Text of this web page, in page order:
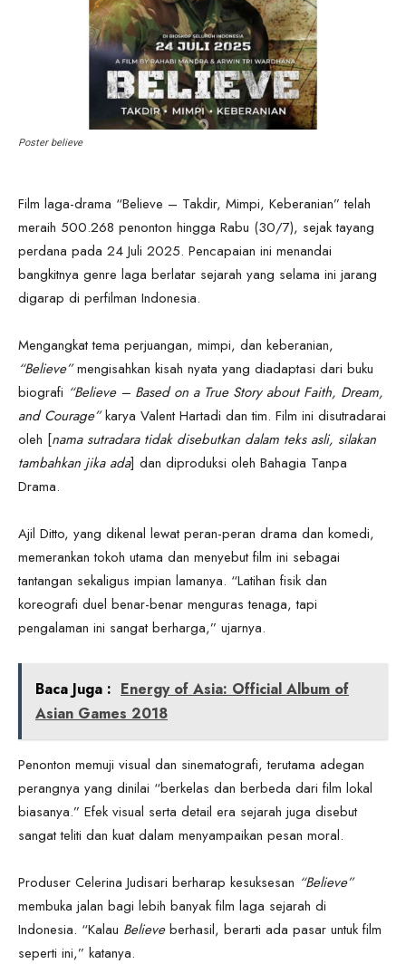
Poster believe
Film laga-drama “Believe – Takdir, Mimpi, Keberanian” telah
meraih 500.268 penonton hingga Rabu (30/7), sejak tayang
perdana pada 24 Juli 2025. Pencapaian ini menandai
bangkitnya genre laga berlatar sejarah yang selama ini jarang
digarap di perfilman Indonesia.
Mengangkat tema perjuangan, mimpi, dan keberanian,
“Believe”mengisahkan kisah nyata yang diadaptasi dari buku
biografi “Believe – Based on a True Story about Faith, Dream,
and Courage”karya Valent Hartadi dan tim. Film ini disutradarai
oleh [nama sutradara tidak disebutkan dalam teks asli, silakan
tambahkan jika ada] dan diproduksi oleh Bahagia Tanpa
Drama.
Ajil Ditto, yang dikenal lewat peran-peran drama dan komedi,
memerankan tokoh utama dan menyebut film ini sebagai
tantangan sekaligus impian lamanya. “Latihan fisik dan
koreografi duel benar-benar menguras tenaga, tapi
pengalaman ini sangat berharga,” ujarnya.
Baca Juga : Energy of Asia: Official Album of
Asian Games 2018
Penonton memuji visual dan sinematografi, terutama adegan
perangnya yang dinilai “berkelas dan berbeda dari film lokal
biasanya.” Efek visual serta detail era sejarah juga disebut
sangat teliti dan kuat dalam menyampaikan pesan moral.
Produser Celerina Judisari berharap kesuksesan “Believe”
membuka jalan bagi lebih banyak film laga sejarah di
Indonesia. “Kalau Believeberhasil, berarti ada pasar untuk film
seperti ini,” katanya.